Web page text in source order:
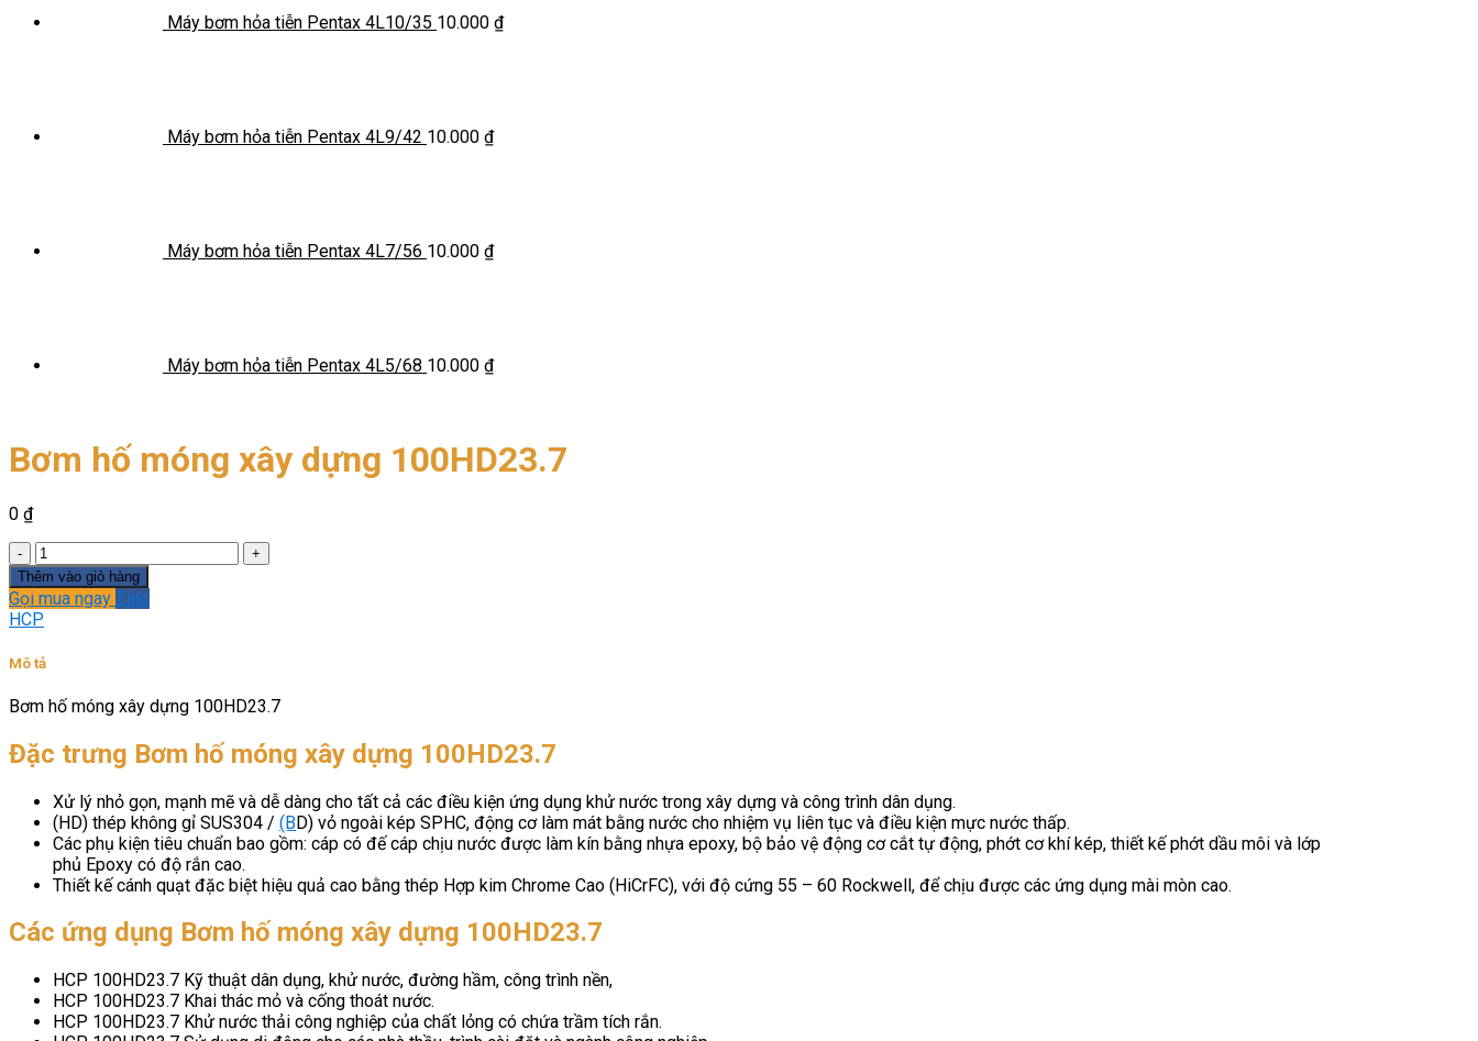
Máy bơm hỏa tiễn Pentax 4L10/35 10.000 ₫
Máy bơm hỏa tiễn Pentax 4L9/42 10.000 ₫
Máy bơm hỏa tiễn Pentax 4L7/56 10.000 ₫
Máy bơm hỏa tiễn Pentax 4L5/68 10.000 ₫
Bơm hố móng xây dựng 100HD23.7
0 ₫
Bơm
hố
móng
xây
100HD23.7
lượng
Thêm vào giỏ hàng
Gọi mua ngay Zalo
HCP
Mô tả
Bơm hố móng xây dựng 100HD23.7
Đặc trưng Bơm hố móng xây dựng 100HD23.7
Xử lý nhỏ gọn, mạnh mẽ và dễ dàng cho tất cả các điều kiện ứng dụng khử nước trong xây dựng và công trình dân dụng.
(HD) thép không gỉ SUS304 / (BD) vỏ ngoài kép SPHC, động cơ làm mát bằng nước cho nhiệm vụ liên tục và điều kiện mực nước thấp.
Các phụ kiện tiêu chuẩn bao gồm: cáp có đế cáp chịu nước được làm kín bằng nhựa epoxy, bộ bảo vệ động cơ cắt tự động, phớt cơ khí kép, thiết kế phớt dầu môi và lớp
phủ Epoxy có độ rắn cao.
Thiết kế cánh quạt đặc biệt hiệu quả cao bằng thép Hợp kim Chrome Cao (HiCrFC), với độ cứng 55 – 60 Rockwell, để chịu được các ứng dụng mài mòn cao.
Các ứng dụng Bơm hố móng xây dựng 100HD23.7
HCP 100HD23.7 Kỹ thuật dân dụng, khử nước, đường hầm, công trình nền,
HCP 100HD23.7 Khai thác mỏ và cống thoát nước.
HCP 100HD23.7 Khử nước thải công nghiệp của chất lỏng có chứa trầm tích rắn.